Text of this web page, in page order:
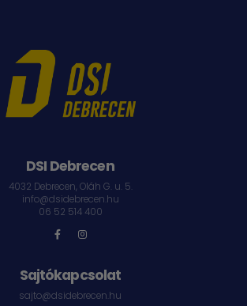
DSI Debrecen
4032 Debrecen, Oláh G. u. 5.
info@dsidebrecen.hu
06 52 514 400
Sajtókapcsolat
sajto@dsidebrecen.hu